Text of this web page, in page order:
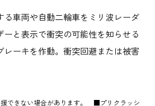
る車両や自動二輪車をミリ波レーダ
と表示で衝突の可能性を知らせる
レーキを作動。衝突回避または被害
できない場合があります。 ■プリクラッシ